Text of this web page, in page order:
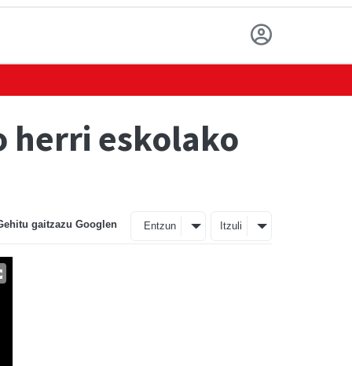
herri eskolako
gaitzazu Googlen Entzun Itzuli